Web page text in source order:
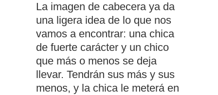
La imagen de cabecera ya da
una ligera idea de lo que nos
vamos a encontrar: una chica
de fuerte carácter y un chico
que más o menos se deja
llevar. Tendrán sus más y sus
menos, y la chica le meterá en